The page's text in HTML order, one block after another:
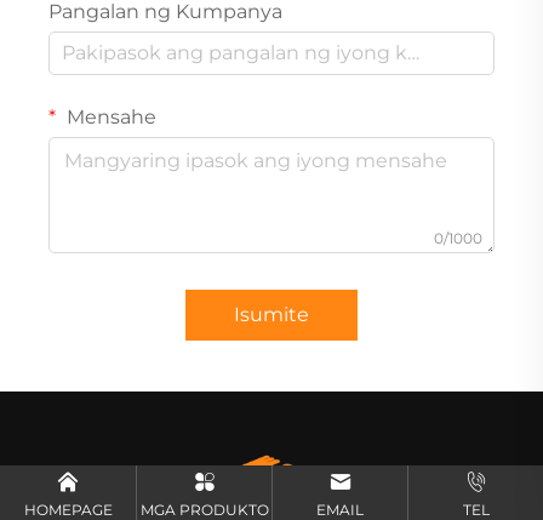
Pangalan ng Kumpanya
Mensahe
0/1000
Isumite
HOMEPAGE MGA PRODUKTO EMAIL TEL